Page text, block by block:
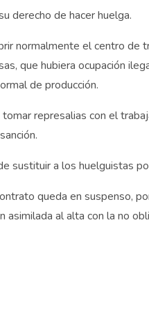
derecho de hacer huelga.
normalmente el centro de
que hubiera ocupación
de producción.
represalias con el
sustituir a los huelguistas
queda en suspenso,
asimilada al alta con la no